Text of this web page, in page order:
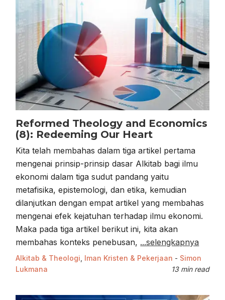
Reformed Theology and Economics
(8): Redeeming Our Heart
Kita telah membahas dalam tiga artikel pertama
mengenai prinsip-prinsip dasar Alkitab bagi ilmu
ekonomi dalam tiga sudut pandang yaitu
metafisika, epistemologi, dan etika, kemudian
dilanjutkan dengan empat artikel yang membahas
mengenai efek kejatuhan terhadap ilmu ekonomi.
Maka pada tiga artikel berikut ini, kita akan
membahas konteks penebusan, ...selengkapnya
Alkitab & Theologi Iman Kristen & Pekerjaan - Simon
Lukmana
13 min read